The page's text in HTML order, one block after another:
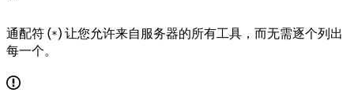
通配符 (*) 让您允许来自服务器的所有工具，而无需逐个列出
每一个。